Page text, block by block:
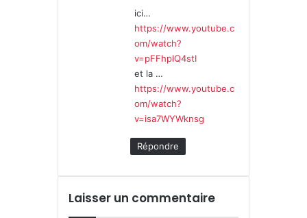
ici…
https://www.youtube.c
om/watch?
v=pFFhplQ4stI
et la …
https://www.youtube.c
om/watch?
v=isa7WYWknsg
Répondre
Laisser un commentaire